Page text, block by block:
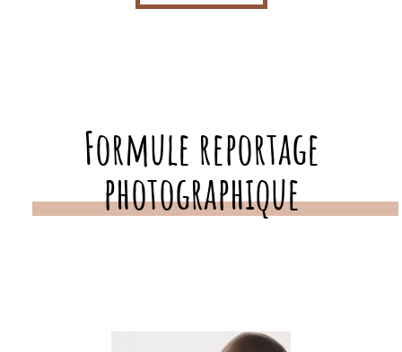
Formule reportage
photographique